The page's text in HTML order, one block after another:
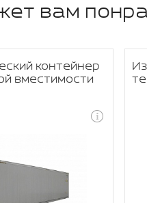
вам
контейнер
вместимости